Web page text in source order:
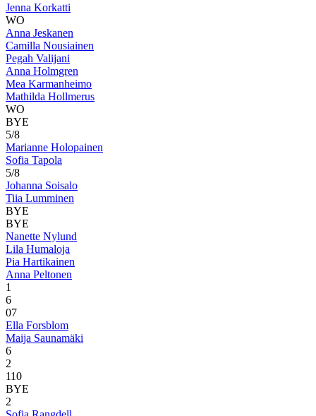
Jenna Korkatti
WO
Anna Jeskanen
Camilla Nousiainen
Pegah Valijani
Anna Holmgren
Mea Karmanheimo
Mathilda Hollmerus
WO
BYE
5/8
Marianne Holopainen
Sofia Tapola
5/8
Johanna Soisalo
Tiia Lumminen
BYE
BYE
Nanette Nylund
Lila Humaloja
Pia Hartikainen
Anna Peltonen
1
6
07
Ella Forsblom
Maija Saunamäki
6
2
110
BYE
2